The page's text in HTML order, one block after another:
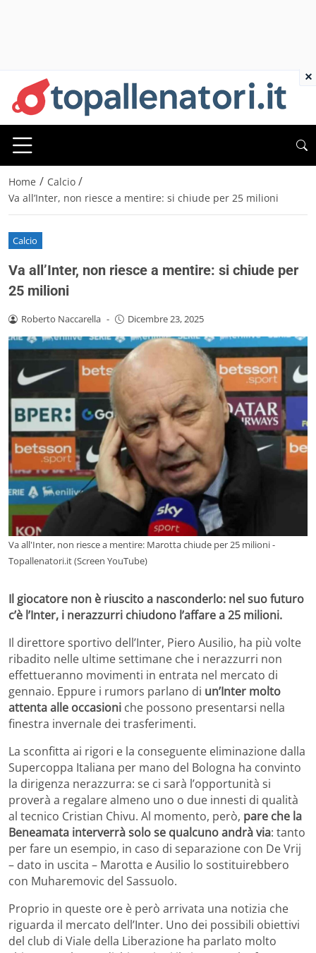
Home / Calcio /
Va all’Inter, non riesce a mentire: si chiude per 25 milioni
Calcio
Va all’Inter, non riesce a mentire: si chiude per
25 milioni
Roberto Naccarella - Dicembre 23, 2025
Va all'Inter, non riesce a mentire: Marotta chiude per 25 milioni -
Topallenatori.it (Screen YouTube)
Il giocatore non è riuscito a nasconderlo: nel suo futuro
c’è l’Inter, i nerazzurri chiudono l’affare a 25 milioni.
Il direttore sportivo dell’Inter, Piero Ausilio, ha più volte
ribadito nelle ultime settimane che i nerazzurri non
effettueranno movimenti in entrata nel mercato di
gennaio. Eppure i rumors parlano di un’Inter molto
attenta alle occasioni che possono presentarsi nella
finestra invernale dei trasferimenti.
La sconfitta ai rigori e la conseguente eliminazione dalla
Supercoppa Italiana per mano del Bologna ha convinto
la dirigenza nerazzurra: se ci sarà l’opportunità si
proverà a regalare almeno uno o due innesti di qualità
al tecnico Cristian Chivu. Al momento, però, pare che la
Beneamata interverrà solo se qualcuno andrà via: tanto
per fare un esempio, in caso di separazione con De Vrij
– dato in uscita – Marotta e Ausilio lo sostituirebbero
con Muharemovic del Sassuolo.
Proprio in queste ore è però arrivata una notizia che
riguarda il mercato dell’Inter. Uno dei possibili obiettivi
del club di Viale della Liberazione ha parlato molto
×